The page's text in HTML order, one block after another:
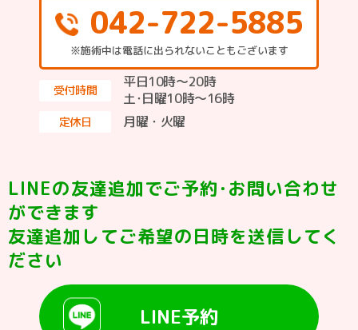
042-722-5885
※施術中は電話に出られないこともございます
受付時間
平日10時～20時
土･日曜10時〜16時
定休日 月曜・火曜
LINEの友達追加でご予約･お問い合わせ
ができます
友達追加してご希望の日時を送信してく
ださい
LINE予約